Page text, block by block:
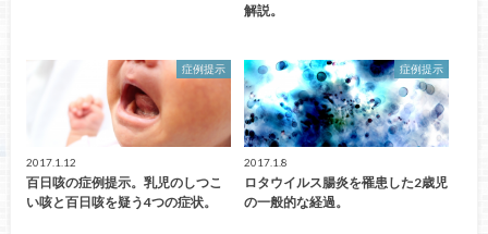
解説。
症例提示
2017.1.12
百日咳の症例提示。乳児のしつこ
い咳と百日咳を疑う4つの症状。
症例提示
2017.1.8
ロタウイルス腸炎を罹患した2歳児
の一般的な経過。